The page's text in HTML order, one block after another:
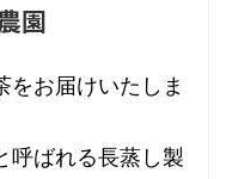
園
をお届けいたしま
呼ばれる長蒸し製